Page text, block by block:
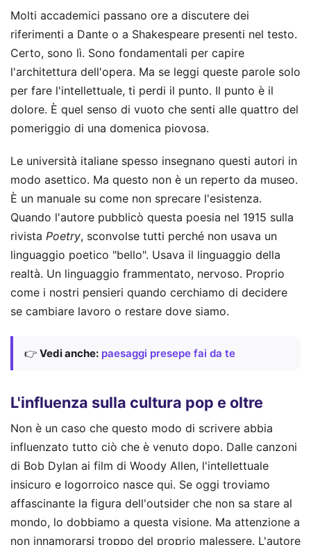
Molti accademici passano ore a discutere dei
riferimenti a Dante o a Shakespeare presenti nel testo.
Certo, sono lì. Sono fondamentali per capire
l'architettura dell'opera. Ma se leggi queste parole solo
per fare l'intellettuale, ti perdi il punto. Il punto è il
dolore. È quel senso di vuoto che senti alle quattro del
pomeriggio di una domenica piovosa.
Le università italiane spesso insegnano questi autori in
modo asettico. Ma questo non è un reperto da museo.
È un manuale su come non sprecare l'esistenza.
Quando l'autore pubblicò questa poesia nel 1915 sulla
rivista Poetry, sconvolse tutti perché non usava un
linguaggio poetico "bello". Usava il linguaggio della
realtà. Un linguaggio frammentato, nervoso. Proprio
come i nostri pensieri quando cerchiamo di decidere
se cambiare lavoro o restare dove siamo.
👉 Vedi anche: paesaggi presepe fai da te
L'influenza sulla cultura pop e oltre
Non è un caso che questo modo di scrivere abbia
influenzato tutto ciò che è venuto dopo. Dalle canzoni
di Bob Dylan ai film di Woody Allen, l'intellettuale
insicuro e logorroico nasce qui. Se oggi troviamo
affascinante la figura dell'outsider che non sa stare al
mondo, lo dobbiamo a questa visione. Ma attenzione a
non innamorarsi troppo del proprio malessere. L'autore